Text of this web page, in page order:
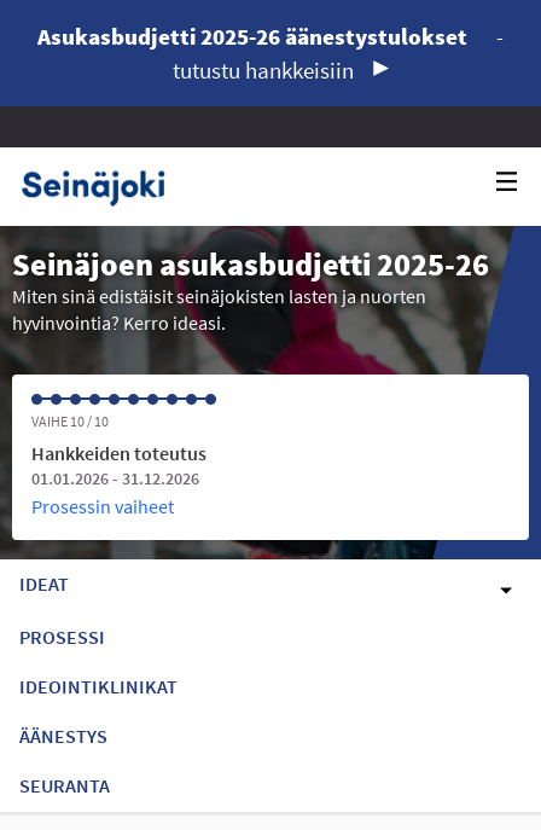
Asukasbudjetti 2025-26 äänestystulokset
-
tutustu hankkeisiin
Seinäjoen asukasbudjetti 2025-26
Miten sinä edistäisit seinäjokisten lasten ja nuorten
hyvinvointia? Kerro ideasi.
VAIHE 10 / 10
Hankkeiden toteutus
01.01.2026 - 31.12.2026
Prosessin vaiheet
IDEAT
PROSESSI
IDEOINTIKLINIKAT
ÄÄNESTYS
SEURANTA